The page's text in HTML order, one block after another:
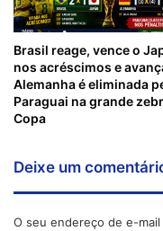
Brasil reage, vence o
nos acréscimos e
Alemanha é eliminada
Paraguai na grande
Copa
Deixe um
O seu endereço de e-